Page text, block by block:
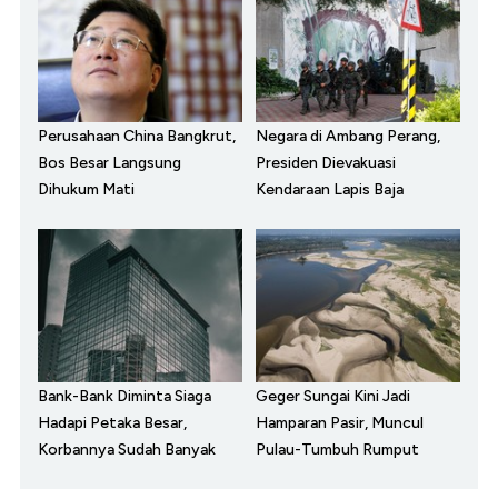
Perusahaan China Bangkrut,
Bos Besar Langsung
Dihukum Mati
Negara di Ambang Perang,
Presiden Dievakuasi
Kendaraan Lapis Baja
Bank-Bank Diminta Siaga
Hadapi Petaka Besar,
Korbannya Sudah Banyak
Geger Sungai Kini Jadi
Hamparan Pasir, Muncul
Pulau-Tumbuh Rumput